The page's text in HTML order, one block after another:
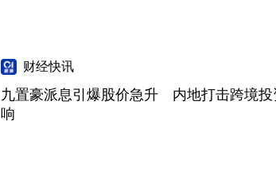
财经快讯
九置豪派息引爆股价急升 内地打击跨境
响